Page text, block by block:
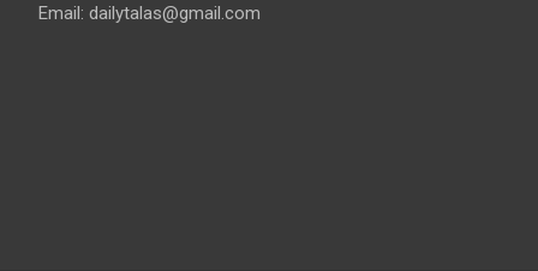
Email: dailytalas@gmail.com